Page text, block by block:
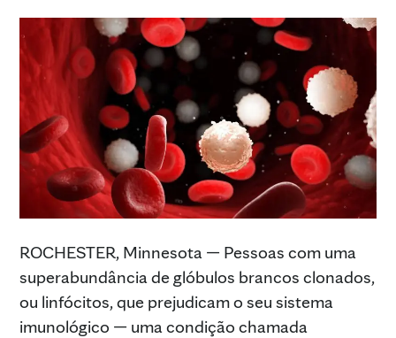
ROCHESTER, Minnesota — Pessoas com uma
superabundância de glóbulos brancos clonados,
ou linfócitos, que prejudicam o seu sistema
imunológico — uma condição chamada